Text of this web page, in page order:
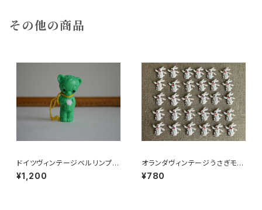
その他の商品
ドイツヴィンテージベルリンプラ
ベア緑176
¥1,200
オランダヴィンテージうさぎモチ
ーフプラパーツ30個セットc9
¥780